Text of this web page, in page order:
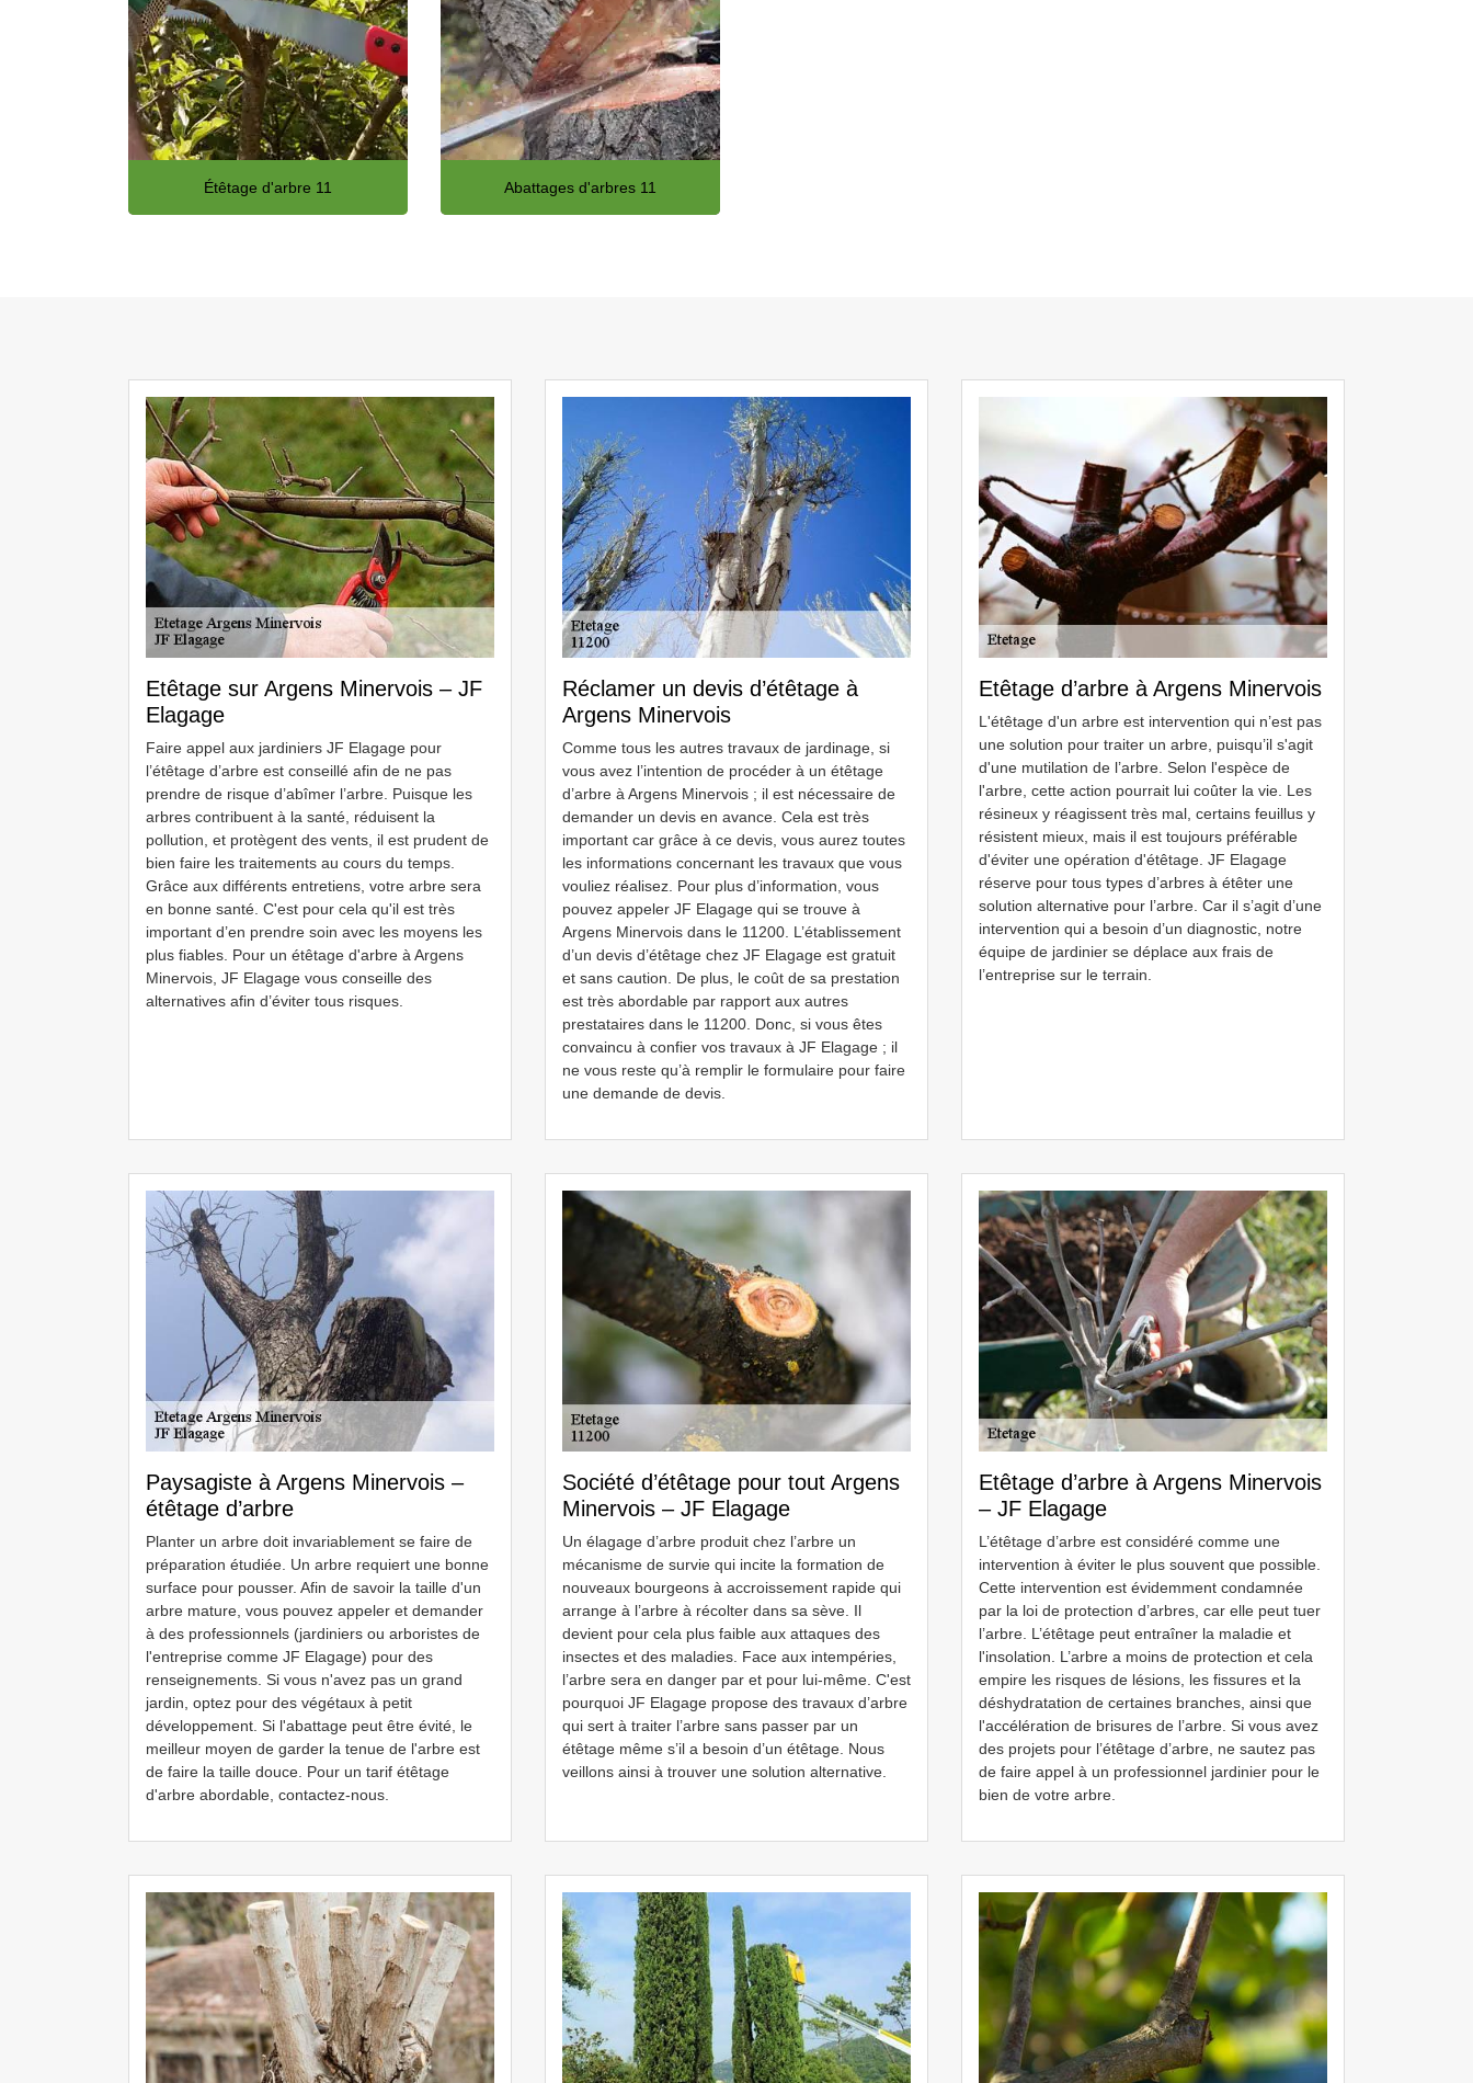
Étêtage d'arbre 11 Abattages d'arbres 11
Etêtage sur Argens Minervois – JF
Elagage
Faire appel aux jardiniers JF Elagage pour
l’étêtage d’arbre est conseillé afin de ne pas
prendre de risque d’abîmer l’arbre. Puisque les
arbres contribuent à la santé, réduisent la
pollution, et protègent des vents, il est prudent de
bien faire les traitements au cours du temps.
Grâce aux différents entretiens, votre arbre sera
en bonne santé. C'est pour cela qu'il est très
important d’en prendre soin avec les moyens les
plus fiables. Pour un étêtage d'arbre à Argens
Minervois, JF Elagage vous conseille des
alternatives afin d’éviter tous risques.
Réclamer un devis d’étêtage à
Argens Minervois
Comme tous les autres travaux de jardinage, si
vous avez l’intention de procéder à un étêtage
d’arbre à Argens Minervois ; il est nécessaire de
demander un devis en avance. Cela est très
important car grâce à ce devis, vous aurez toutes
les informations concernant les travaux que vous
vouliez réalisez. Pour plus d’information, vous
pouvez appeler JF Elagage qui se trouve à
Argens Minervois dans le 11200. L’établissement
d’un devis d’étêtage chez JF Elagage est gratuit
et sans caution. De plus, le coût de sa prestation
est très abordable par rapport aux autres
prestataires dans le 11200. Donc, si vous êtes
convaincu à confier vos travaux à JF Elagage ; il
ne vous reste qu’à remplir le formulaire pour faire
une demande de devis.
Etêtage d’arbre à Argens Minervois
L'étêtage d'un arbre est intervention qui n’est pas
une solution pour traiter un arbre, puisqu’il s'agit
d'une mutilation de l’arbre. Selon l'espèce de
l'arbre, cette action pourrait lui coûter la vie. Les
résineux y réagissent très mal, certains feuillus y
résistent mieux, mais il est toujours préférable
d'éviter une opération d'étêtage. JF Elagage
réserve pour tous types d’arbres à étêter une
solution alternative pour l’arbre. Car il s’agit d’une
intervention qui a besoin d’un diagnostic, notre
équipe de jardinier se déplace aux frais de
l’entreprise sur le terrain.
Paysagiste à Argens Minervois –
étêtage d’arbre
Planter un arbre doit invariablement se faire de
préparation étudiée. Un arbre requiert une bonne
surface pour pousser. Afin de savoir la taille d'un
arbre mature, vous pouvez appeler et demander
à des professionnels (jardiniers ou arboristes de
l'entreprise comme JF Elagage) pour des
renseignements. Si vous n'avez pas un grand
jardin, optez pour des végétaux à petit
développement. Si l'abattage peut être évité, le
meilleur moyen de garder la tenue de l'arbre est
de faire la taille douce. Pour un tarif étêtage
d'arbre abordable, contactez-nous.
Société d’étêtage pour tout Argens
Minervois – JF Elagage
Un élagage d’arbre produit chez l’arbre un
mécanisme de survie qui incite la formation de
nouveaux bourgeons à accroissement rapide qui
arrange à l’arbre à récolter dans sa sève. Il
devient pour cela plus faible aux attaques des
insectes et des maladies. Face aux intempéries,
l’arbre sera en danger par et pour lui-même. C'est
pourquoi JF Elagage propose des travaux d’arbre
qui sert à traiter l’arbre sans passer par un
étêtage même s’il a besoin d’un étêtage. Nous
veillons ainsi à trouver une solution alternative.
Etêtage d’arbre à Argens Minervois
– JF Elagage
L’étêtage d’arbre est considéré comme une
intervention à éviter le plus souvent que possible.
Cette intervention est évidemment condamnée
par la loi de protection d’arbres, car elle peut tuer
l’arbre. L’étêtage peut entraîner la maladie et
l'insolation. L’arbre a moins de protection et cela
empire les risques de lésions, les fissures et la
déshydratation de certaines branches, ainsi que
l'accélération de brisures de l’arbre. Si vous avez
des projets pour l’étêtage d’arbre, ne sautez pas
de faire appel à un professionnel jardinier pour le
bien de votre arbre.